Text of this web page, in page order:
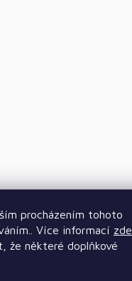
procházením tohoto
Více informací zde
že některé doplňkové